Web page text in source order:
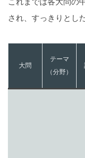
され、すっきりとし
大問
テーマ
（分野）